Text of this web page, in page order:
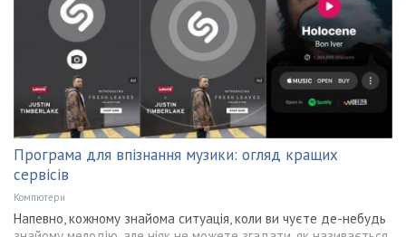
Програма для впізнання музики: огляд кращих
сервісів
Компютери
Напевно, кожному знайома ситуація, коли ви чуєте де-небудь